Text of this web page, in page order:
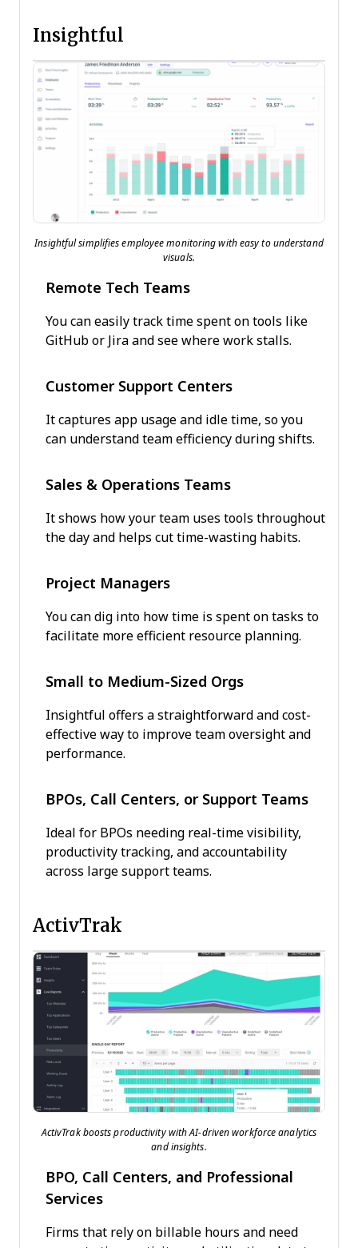
Insightful
Insightful simplifies employee monitoring with easy to understand
visuals.
Remote Tech Teams
You can easily track time spent on tools like
GitHub or Jira and see where work stalls.
Customer Support Centers
It captures app usage and idle time, so you
can understand team efficiency during shifts.
Sales & Operations Teams
It shows how your team uses tools throughout
the day and helps cut time-wasting habits.
Project Managers
You can dig into how time is spent on tasks to
facilitate more efficient resource planning.
Small to Medium-Sized Orgs
Insightful offers a straightforward and cost-
effective way to improve team oversight and
performance.
BPOs, Call Centers, or Support Teams
Ideal for BPOs needing real-time visibility,
productivity tracking, and accountability
across large support teams.
ActivTrak
ActivTrak boosts productivity with AI-driven workforce analytics
and insights.
BPO, Call Centers, and Professional
Services
Firms that rely on billable hours and need